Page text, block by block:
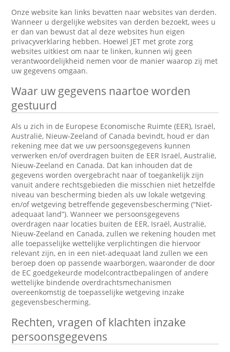
Onze website kan links bevatten naar websites van derden.
Wanneer u dergelijke websites van derden bezoekt, wees u
er dan van bewust dat al deze websites hun eigen
privacyverklaring hebben. Hoewel JET met grote zorg
websites uitkiest om naar te linken, kunnen wij geen
verantwoordelijkheid nemen voor de manier waarop zij met
uw gegevens omgaan.
Waar uw gegevens naartoe worden
gestuurd
Als u zich in de Europese Economische Ruimte (EER), Israël,
Australië, Nieuw-Zeeland of Canada bevindt, houd er dan
rekening mee dat we uw persoonsgegevens kunnen
verwerken en/of overdragen buiten de EER Israël, Australië,
Nieuw-Zeeland en Canada. Dat kan inhouden dat de
gegevens worden overgebracht naar of toegankelijk zijn
vanuit andere rechtsgebieden die misschien niet hetzelfde
niveau van bescherming bieden als uw lokale wetgeving
en/of wetgeving betreffende gegevensbescherming (“Niet-
adequaat land”). Wanneer we persoonsgegevens
overdragen naar locaties buiten de EER, Israël, Australië,
Nieuw-Zeeland en Canada, zullen we rekening houden met
alle toepasselijke wettelijke verplichtingen die hiervoor
relevant zijn, en in een niet-adequaat land zullen we een
beroep doen op passende waarborgen, waaronder de door
de EC goedgekeurde modelcontractbepalingen of andere
wettelijke bindende overdrachtsmechanismen
overeenkomstig de toepasselijke wetgeving inzake
gegevensbescherming.
Rechten, vragen of klachten inzake
persoonsgegevens